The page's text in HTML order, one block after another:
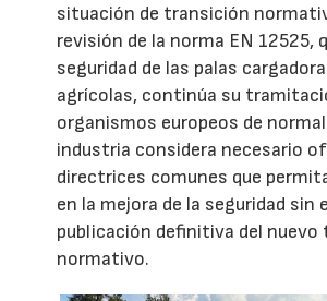
situación de transición
revisión de la norma EN 12525,
seguridad de las palas
agrícolas, continúa su
organismos europeos de
industria considera necesario
directrices comunes que
en la mejora de la seguridad sin
publicación definitiva del
normativo.